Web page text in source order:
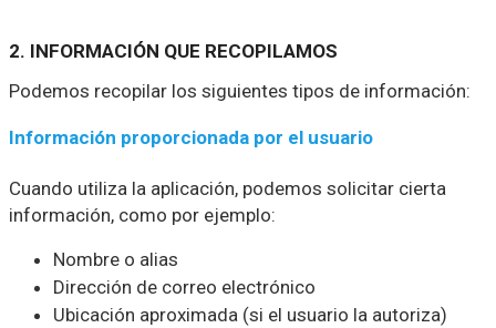
2. INFORMACIÓN QUE RECOPILAMOS
Podemos recopilar los siguientes tipos de información:
Información proporcionada por el usuario
Cuando utiliza la aplicación, podemos solicitar cierta
información, como por ejemplo:
Nombre o alias
Dirección de correo electrónico
Ubicación aproximada (si el usuario la autoriza)